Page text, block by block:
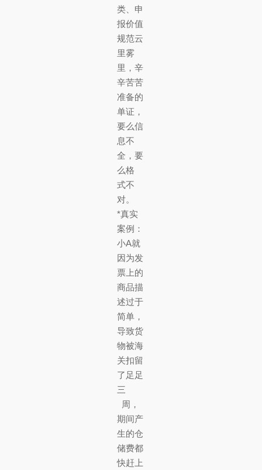
类、申
报价值
规范云
里雾
里，辛
辛苦苦
准备的
单证，
要么信
息不
全，要
么格
式不
对。
*真实
案例：
小A就
因为发
票上的
商品描
述过于
简单，
导致货
物被海
关扣留
了足足
三
周，
期间产
生的仓
储费都
快赶上